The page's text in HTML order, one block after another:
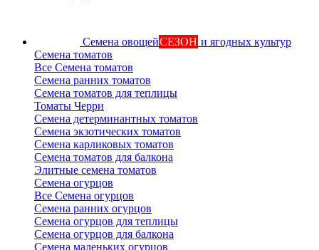
Семена овощейСЕЗОН и ягодных культур
Семена томатов
Все Семена томатов
Семена ранних томатов
Семена томатов для теплицы
Томаты Черри
Семена детерминантных томатов
Семена экзотических томатов
Семена карликовых томатов
Семена томатов для балкона
Элитные семена томатов
Семена огурцов
Все Семена огурцов
Семена ранних огурцов
Семена огурцов для теплицы
Семена огурцов для балкона
Семена маленьких огурцов